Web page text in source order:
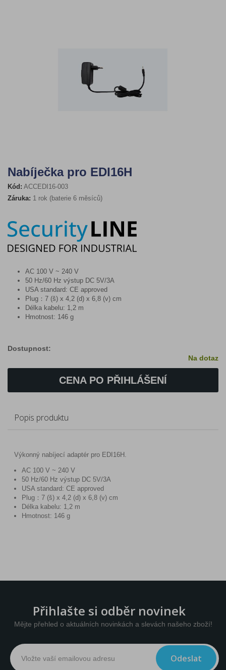
Nabíječka pro EDI16H
Kód: ACCEDI16-003
Záruka: 1 rok (baterie 6 měsíců)
AC 100 V ~ 240 V
50 Hz/60 Hz výstup DC 5V/3A
USA standard: CE approved
Plug：7 (š) x 4,2 (d) x 6,8 (v) cm
Délka kabelu: 1,2 m
Hmotnost: 146 g
Dostupnost:
Na dotaz
CENA PO PŘIHLÁŠENÍ
Popis produktu
Výkonný nabíjecí adaptér pro EDI16H.
AC 100 V ~ 240 V
50 Hz/60 Hz výstup DC 5V/3A
USA standard: CE approved
Plug：7 (š) x 4,2 (d) x 6,8 (v) cm
Délka kabelu: 1,2 m
Hmotnost: 146 g
Přihlašte si odběr novinek
Mějte přehled o aktuálních novinkách a slevách našeho zboží!
Odeslat